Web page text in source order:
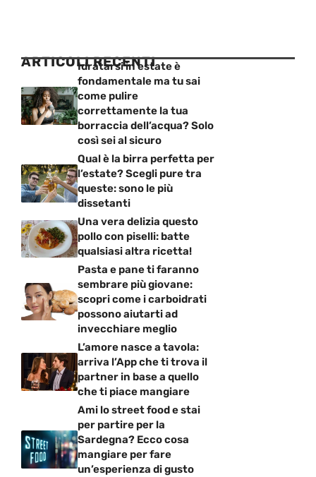
ARTICOLI RECENTI
Idratarsi in estate è
fondamentale ma tu sai
come pulire
correttamente la tua
borraccia dell’acqua? Solo
così sei al sicuro
Qual è la birra perfetta per
l’estate? Scegli pure tra
queste: sono le più
dissetanti
Una vera delizia questo
pollo con piselli: batte
qualsiasi altra ricetta!
Pasta e pane ti faranno
sembrare più giovane:
scopri come i carboidrati
possono aiutarti ad
invecchiare meglio
L’amore nasce a tavola:
arriva l’App che ti trova il
partner in base a quello
che ti piace mangiare
Ami lo street food e stai
per partire per la
Sardegna? Ecco cosa
mangiare per fare
un’esperienza di gusto